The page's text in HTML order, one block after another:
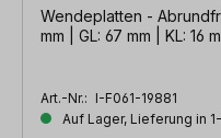
Wendeplatten -
mm | GL: 67 mm | KL: 16
Art.-Nr.: I-F061-19881
Auf Lager, Lieferung in